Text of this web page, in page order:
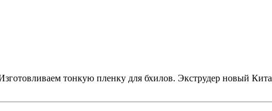
тонкую пленку для бхилов. Экструдер новый